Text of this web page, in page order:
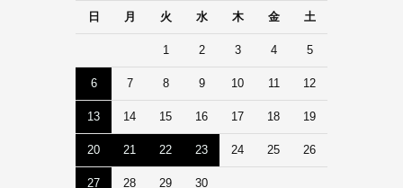
日
月 火 水 木 金 土
1 2 3 4 5
6 7 8 9 10 11 12
13 14 15 16 17 18 19
20 21 22 23 24 25 26
27 28 29 30